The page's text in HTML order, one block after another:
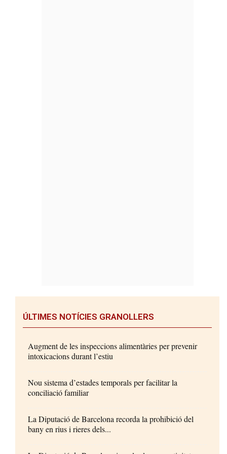
ÚLTIMES NOTÍCIES GRANOLLERS
Augment de les inspeccions alimentàries per prevenir
intoxicacions durant l’estiu
Nou sistema d’estades temporals per facilitar la
conciliació familiar
La Diputació de Barcelona recorda la prohibició del
bany en rius i rieres dels...